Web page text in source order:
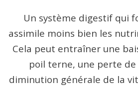
Un système digestif qui
assimile moins bien les
Cela peut entraîner une
poil terne, une perte
diminution générale de la